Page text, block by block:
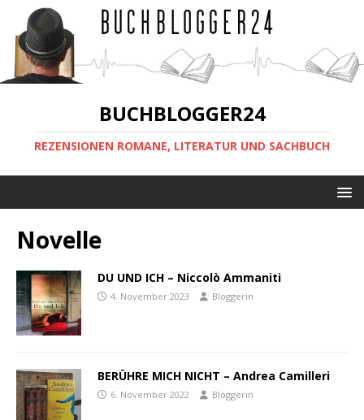
BUCHBLOGGER24
REZENSIONEN ROMANE, LITERATUR UND SACHBUCH
Novelle
DU UND ICH – Niccolò Ammaniti
4. November 2023 Bloggerin
BERÜHRE MICH NICHT – Andrea Camilleri
6. November 2022 Bloggerin